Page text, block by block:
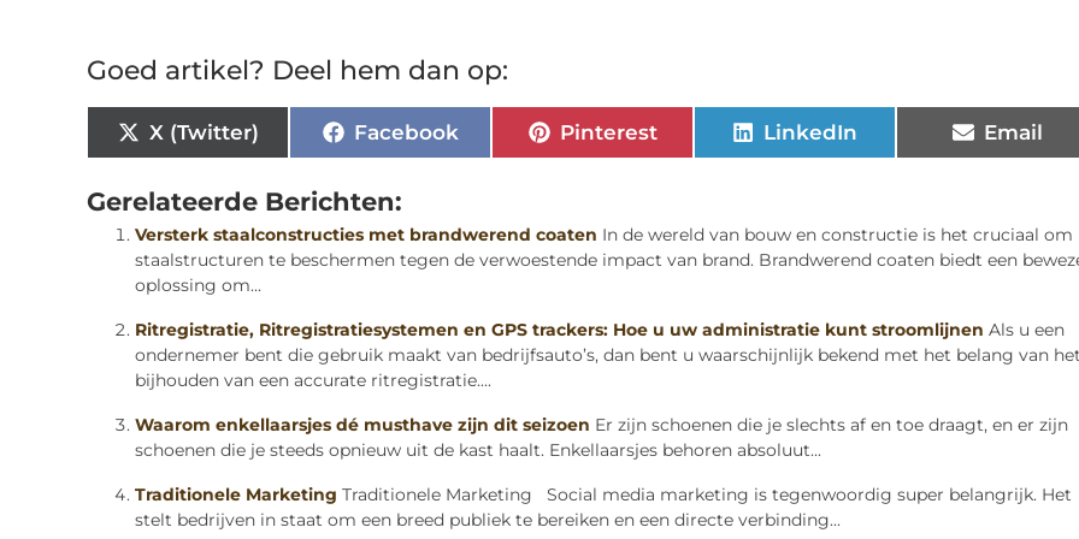
Goed artikel? Deel hem dan op:
X (Twitter) Facebook Pinterest LinkedIn Email
Gerelateerde Berichten:
Versterk staalconstructies met brandwerend coaten In de wereld van bouw en constructie is het cruciaal om
staalstructuren te beschermen tegen de verwoestende impact van brand. Brandwerend coaten biedt een
oplossing om...
Ritregistratie, Ritregistratiesystemen en GPS trackers: Hoe u uw administratie kunt stroomlijnen Als u een
ondernemer bent die gebruik maakt van bedrijfsauto’s, dan bent u waarschijnlijk bekend met het belang van
bijhouden van een accurate ritregistratie....
Waarom enkellaarsjes dé musthave zijn dit seizoen Er zijn schoenen die je slechts af en toe draagt, en er zijn
schoenen die je steeds opnieuw uit de kast haalt. Enkellaarsjes behoren absoluut...
Traditionele Marketing Traditionele Marketing Social media marketing is tegenwoordig super belangrijk. Het
stelt bedrijven in staat om een breed publiek te bereiken en een directe verbinding...